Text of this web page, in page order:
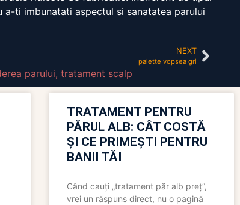
ti imbunatati aspectul si sanatatea parului
NEXT
palette vopsea gri
parului, tratament scalp
TRATAMENT PENTRU
PĂRUL ALB: CÂT COSTĂ
ȘI CE PRIMEȘTI PENTRU
BANII TĂI
Când cauți „tratament păr alb preț”,
vrei un răspuns direct, nu o pagină